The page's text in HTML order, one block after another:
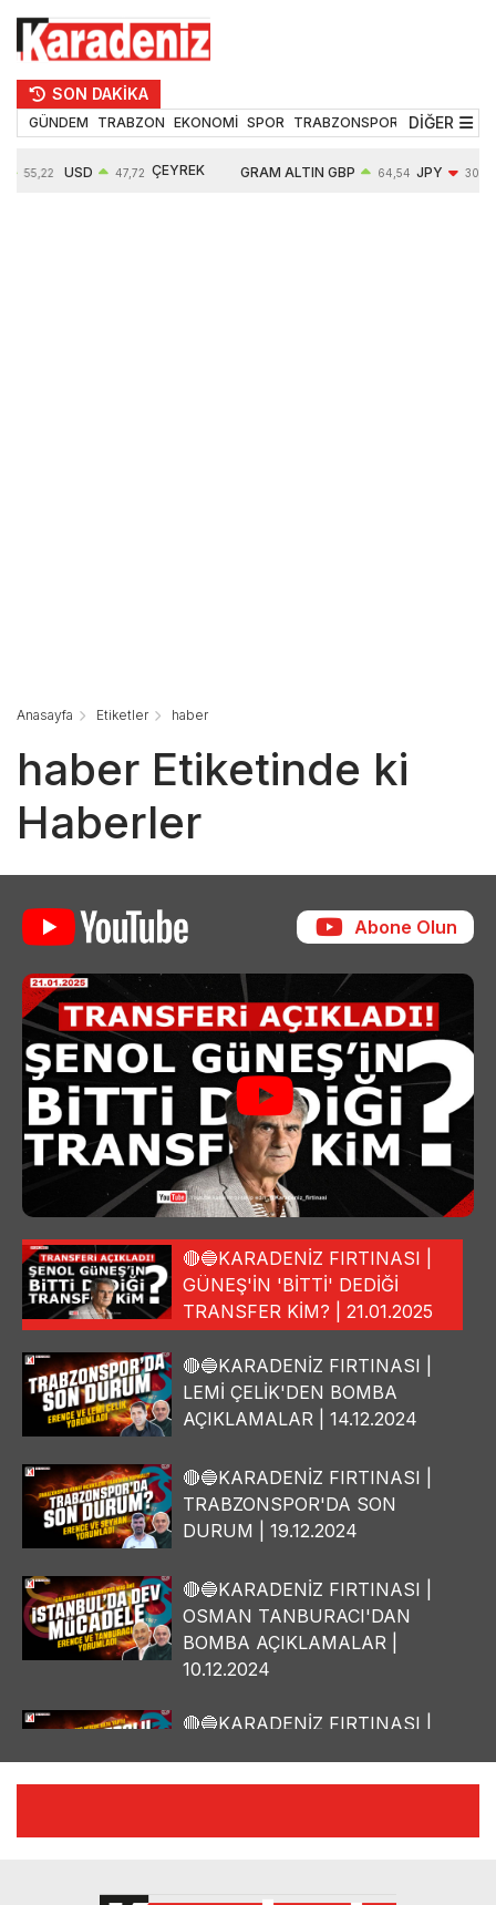
SON DAKİKA
GÜNDEM TRABZON EKONOMİ SPOR TRABZONSPOR TEKNOLOJİ
DİĞER
55,22 USD 47,72 ÇEYREK GRAM ALTIN GBP 64,54 JPY 30,17
Anasayfa Etiketler haber
haber Etiketinde ki
Haberler
Abone Olun
🔴🔵KARADENİZ FIRTINASI |
GÜNEŞ'İN 'BİTTİ' DEDİĞİ
TRANSFER KİM? | 21.01.2025
🔴🔵KARADENİZ FIRTINASI |
LEMİ ÇELİK'DEN BOMBA
AÇIKLAMALAR | 14.12.2024
🔴🔵KARADENİZ FIRTINASI |
TRABZONSPOR'DA SON
DURUM | 19.12.2024
🔴🔵KARADENİZ FIRTINASI |
OSMAN TANBURACI'DAN
BOMBA AÇIKLAMALAR |
10.12.2024
🔴🔵KARADENİZ FIRTINASI |
🔴🔵KARADENİZ FIRTINASI |